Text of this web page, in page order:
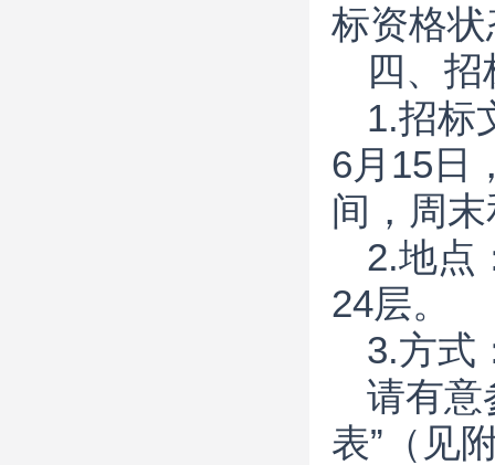
标资格
四、
1.招标
6月15日
间，周
2.地点
24层。
3.方式
请有意
表”（见